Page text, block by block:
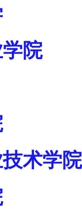
院
术学院